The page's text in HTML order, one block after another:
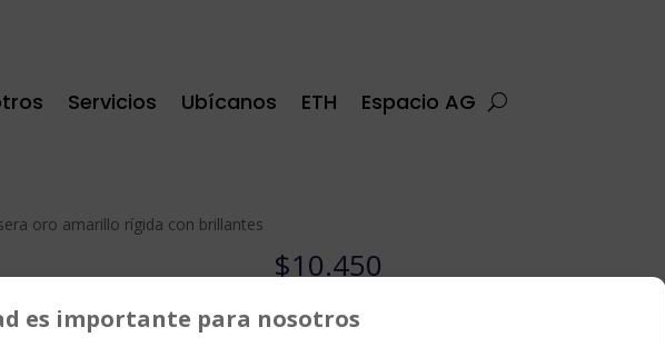
Servicios Ubícanos ETH Espacio AG
oro amarillo rígida con brillantes
$10.450
Pulsera oro amarillo
es importante para nosotros